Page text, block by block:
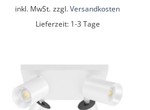
inkl. MwSt. zzgl. Versandkosten
Lieferzeit: 1-3 Tage